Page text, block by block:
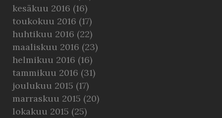
kesäkuu 2016 (16)
toukokuu 2016 (17)
huhtikuu 2016 (22)
maaliskuu 2016 (23)
helmikuu 2016 (16)
tammikuu 2016 (31)
joulukuu 2015 (17)
marraskuu 2015 (20)
lokakuu 2015 (25)